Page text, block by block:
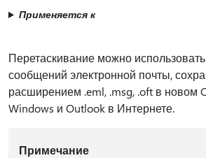
Применяется к
Перетаскивание можно
сообщений электронной почты,
расширением .eml, .msg, .oft в новом
Windows и Outlook в Интернете.
Примечание